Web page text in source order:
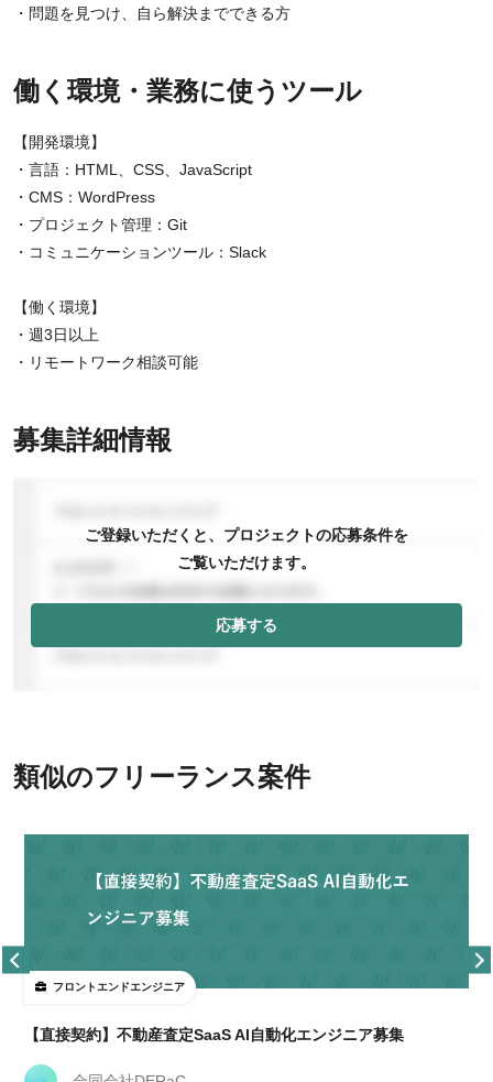
・問題を見つけ、自ら解決までできる方
働く環境・業務に使うツール
【開発環境】
・言語：HTML、CSS、JavaScript
・CMS：WordPress
・プロジェクト管理：Git
・コミュニケーションツール：Slack
【働く環境】
・週3日以上
・リモートワーク相談可能
募集詳細情報
ご登録いただくと、プロジェクトの応募条件を
ご覧いただけます。
応募する
類似のフリーランス案件
フロントエンドエンジニア
【直接契約】不動産査定SaaS AI自動化エンジニア募集